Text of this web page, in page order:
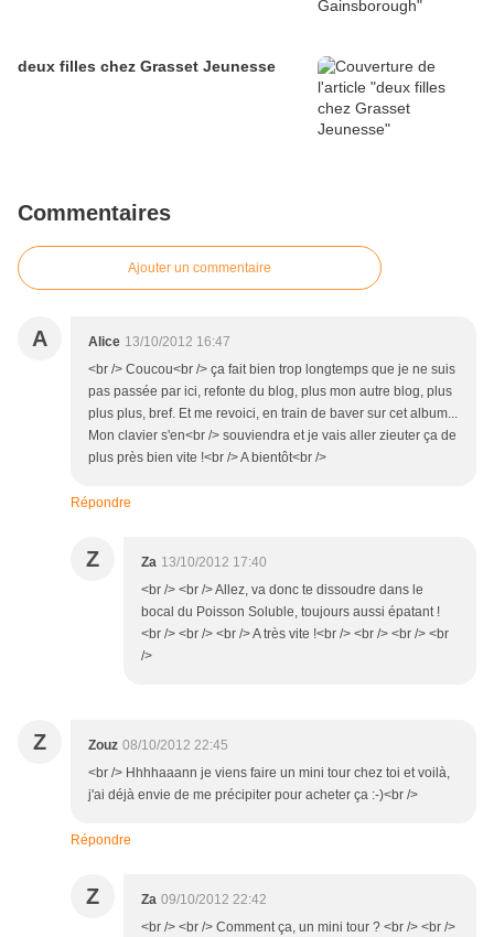
deux filles chez Grasset Jeunesse
Commentaires
Ajouter un commentaire
A Alice 13/10/2012 16:47
<br /> Coucou<br /> ça fait bien trop longtemps que je ne suis
pas passée par ici, refonte du blog, plus mon autre blog, plus
plus plus, bref. Et me revoici, en train de baver sur cet album...
Mon clavier s'en<br /> souviendra et je vais aller zieuter ça de
plus près bien vite !<br /> A bientôt<br />
Répondre
Z Za 13/10/2012 17:40
<br /> <br /> Allez, va donc te dissoudre dans le
bocal du Poisson Soluble, toujours aussi épatant !
<br /> <br /> <br /> A très vite !<br /> <br /> <br /> <br
/>
Z Zouz 08/10/2012 22:45
<br /> Hhhhaaann je viens faire un mini tour chez toi et voilà,
j'ai déjà envie de me précipiter pour acheter ça :-)<br />
Répondre
Z Za 09/10/2012 22:42
<br /> <br /> Comment ça, un mini tour ? <br /> <br />